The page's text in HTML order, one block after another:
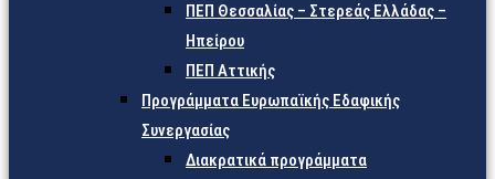
ΠΕΠ Θεσσαλίας – Στερεάς Ελλάδας –
Ηπείρου
ΠΕΠ Αττικής
Προγράμματα Ευρωπαϊκής Εδαφικής
Συνεργασίας
Διακρατικά προγράμματα